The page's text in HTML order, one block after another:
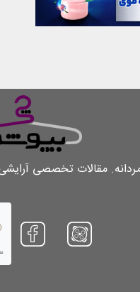
مقالات تخصصی